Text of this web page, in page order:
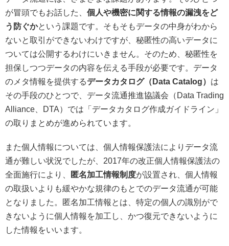
が冒頭でもお話した、 個人や機密に関する情報の漏洩をど
う防ぐかという課題です。そもそもデータの中身がわから
ないと取引ができないわけですが、秘匿性の高いデータに
ついては公開するわけにいきません。そのため、秘匿性を
担保しつつデータの内容を伝える手段が必要です。データ
のメタ情報を提供するデータカタログ（Data Catalog） は
その手段のひとつで、データ流通推進協議会（Data Trading
Alliance、DTA）では「データカタログ作成ガイドライン」
の取りまとめが進められています。
また個人情報については、個人情報保護法によりデータ流
通が難しい状況でしたが、2017年の改正個人情報保護法の
全面施行により、
匿名加工情報制度が設置され、個人情報
の取扱いよりも緩やかな規律のもとでのデータ流通が可能
となりました。匿名加工情報とは、特定の個人の識別がで
きないように個人情報を加工し、かつ復元できないように
した情報をいいます。